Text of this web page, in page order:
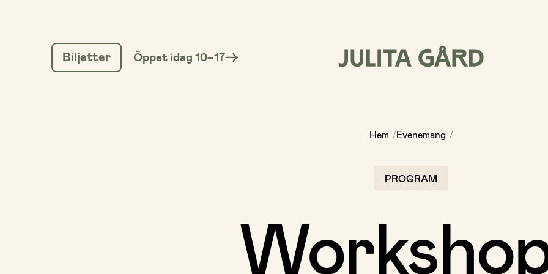
Biljetter Öppet idag 10–17
Hem /Evenemang /
PROGRAM